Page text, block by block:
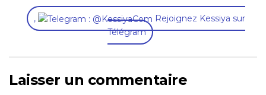
,
Rejoignez Kessiya sur
Télégram
Laisser un commentaire